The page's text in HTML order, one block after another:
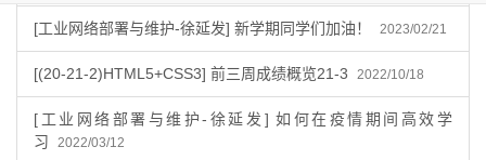
[工业网络部署与维护-徐延发] 新学期同学们加油！ 2023/02/21
[(20-21-2)HTML5+CSS3] 前三周成绩概览21-3 2022/10/18
[工业网络部署与维护-徐延发] 如何在疫情期间高效学
习 2022/03/12